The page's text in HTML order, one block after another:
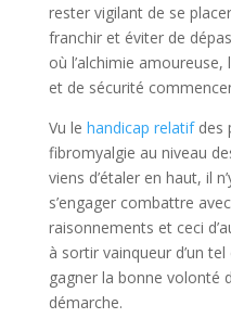
rester vigilant de se
franchir et éviter de
où l’alchimie
et de sécurité
Vu le handicap relatifdes
fibromyalgie au niveau
viens d’étaler en haut, il
s’engager combattre
raisonnements et ceci
à sortir vainqueur d’un
gagner la bonne volonté
démarche.